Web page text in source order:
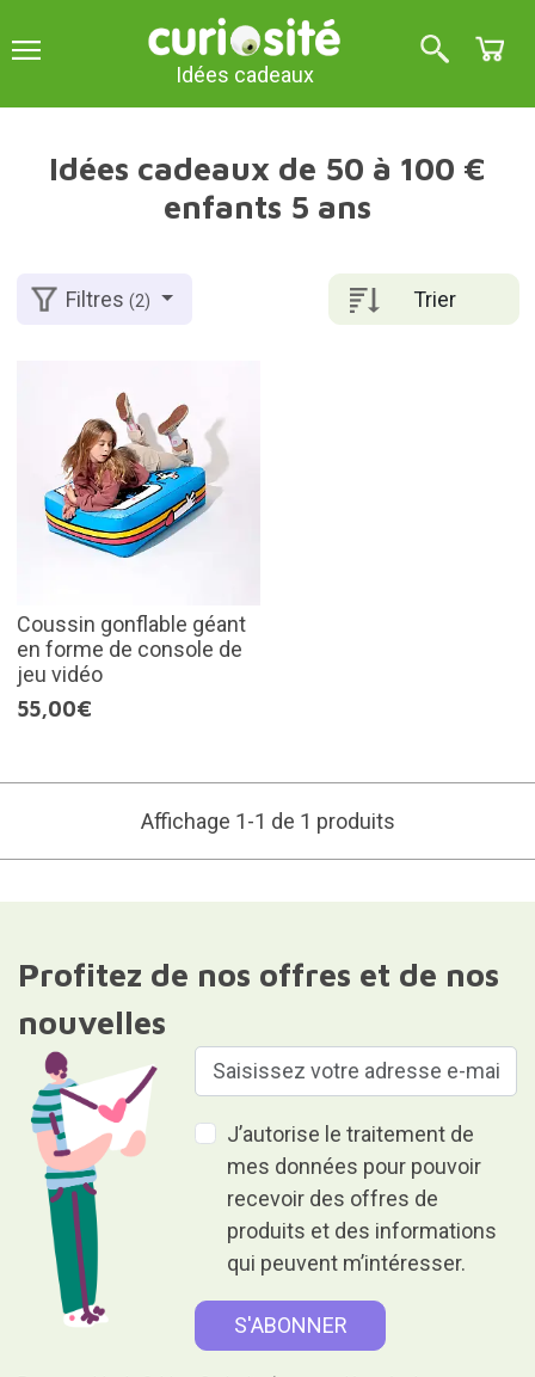
Idées cadeaux
Idées cadeaux de 50 à 100 €
enfants 5 ans
Trier
Filtres(2)
Coussin gonflable géant
en forme de console de
jeu vidéo
55,00€
Affichage 1-1 de 1 produits
Profitez de nos offres et de nos
nouvelles
J’autorise le traitement de
mes données pour pouvoir
recevoir des offres de
produits et des informations
qui peuvent m’intéresser.